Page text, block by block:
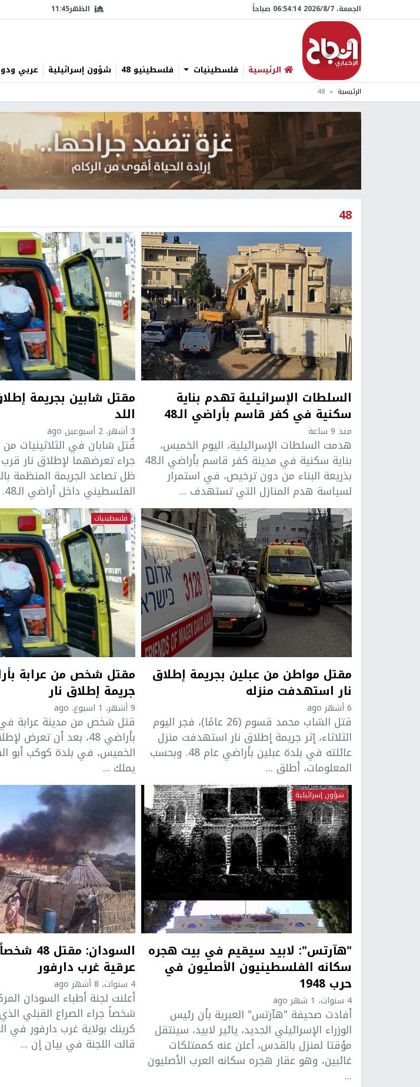
الجمعة، 7/‏8/‏2026 06:54:15 صباحاً الظهر11:45
الرئيسية فلسطينيات فلسطينيو 48 شؤون إسرائيلية عربي
الرئيسية 48
48
السلطات الإسرائيلية تهدم بناية
سكنية في كفر قاسم بأراضي الـ48
منذ 9 ساعة
هدمت السلطات الإسرائيلية، اليوم الخميس،
بناية سكنية في مدينة كفر قاسم بأراضي الـ48
بذريعة البناء من دون ترخيص، في استمرار
لسياسة هدم المنازل التي تستهدف ...
مقتل شابين بجريمة
اللد
3 أشهر، 2 أسبوعين ago
قُتل شابان في الثلاثينيات من
جراء تعرضهما لإطلاق نار
ظل تصاعد الجريمة المنظمة
الفلسطيني داخل أراضي الـ48. ومساء ...
مقتل مواطن من عبلين بجريمة إطلاق
نار استهدفت منزله
6 أشهر ago
قتل الشاب محمد قسوم (26 عامًا)، فجر اليوم
الثلاثاء، إثر جريمة إطلاق نار استهدفت منزل
عائلته في بلدة عبلين بأراضي عام 48. وبحسب
المعلومات، أطلق ...
فلسطينيات
جريمة إطلاق نار
9 أشهر، 1 اسبوع. ago
قتل شخص من مدينة عرابة
بأراضي 48، بعد أن تعرض
الخميس، في بلدة كوكب أبو
يملك ...
شؤون إسرائيلية
"هآرتس": لابيد سيقيم في بيت هجره
سكانه الفلسطينيون الأصليون في
حرب 1948
4 سنوات، 1 شهر ago
أفادت صحيفة "هآرتس" العبرية بأن رئيس
الوزراء الإسرائيلي الجديد، يائير لابيد، سينتقل
مؤقتا لمنزل بالقدس، أعلن عنه كممتلكات
غائبين، وهو عقار هجره سكانه العرب الأصليون
...
السودان:
عرقية غرب دارفور
4 سنوات، 8 أشهر ago
شخصاً جراء الصراع القبلي
كرينك بولاية غرب دارفور في
قالت اللجنة في بيان إن ...